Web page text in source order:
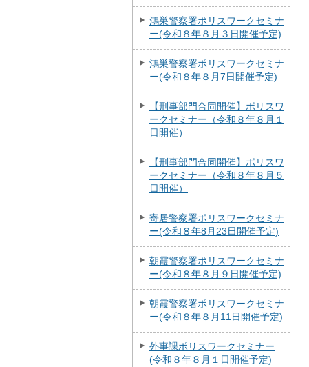
鴻巣警察署ポリスワークセミナ
ー(令和８年８月３日開催予定)
鴻巣警察署ポリスワークセミナ
ー(令和８年８月7日開催予定)
【刑事部門合同開催】ポリスワ
ークセミナー（令和８年８月１
日開催）
【刑事部門合同開催】ポリスワ
ークセミナー（令和８年８月５
日開催）
寄居警察署ポリスワークセミナ
ー(令和８年8月23日開催予定)
朝霞警察署ポリスワークセミナ
ー(令和８年８月９日開催予定)
朝霞警察署ポリスワークセミナ
ー(令和８年８月11日開催予定)
外事課ポリスワークセミナー
(令和８年８月１日開催予定)